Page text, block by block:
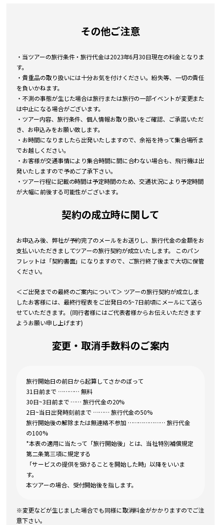
その他ご注意
・当ツアーの旅行条件・旅行代金は2023年6月30日現在の料金となりま
す。
・貴重品の取り扱いには十分お気を付けください。紛失等、一切の責任
を負いかねます。
・不測の事態が生じた場合は旅行または旅行の一部イベントが変更また
は中止になる場合がございます。
・ツアー内容、旅行条件、個人情報お取り扱いをご確認、ご承諾いただ
き、お申込みをお願い致します。
・お時間になりましたら出発いたしますので、余裕を持って集合場所ま
でお越しください。
・お客様が交通事情により集合時間に間に合わない場合も、飛行機は出
発いたしますので予めご了承下さい。
・ツアー行程に記載の時間は予定時間のため、交通状況により予定時間
が大幅に前後する可能性がございます。
契約の成立時に関して
お申込み後、弊社が予約完了のメールをお送りし、旅行代金の金額をお
支払いいただきましてツアーの旅行契約が成立いたします。 このパン
フレットは「契約書面」になりますので、ご旅行終了後まで大切に保管
ください。
＜ご出発までの最終のご案内について＞ ツアーの旅行契約が成立しま
したお客様には、最終行程表をご出発日の5~7日前頃にメールにて送ら
せていただきます。 (同行者様にはご代表者様からお伝えいただきます
ようお願い申し上げます)
変更・取消手数料のご案内
旅行開始日の前日から起算してさかのぼって
31日前まで ………… 無料
30日~3日前まで …… 旅行代金の20%
2日~当日出発時刻前まで ……… 旅行代金の50%
旅行開始後の解除または無連絡不参加 ………………… 旅行代金
の100%
*本表の適用に当たって「旅行開始後」とは、当社特別補償規定
第二条第三項に規定する
「サービスの提供を受けることを開始した時」以降をいいま
す。
本ツアーの場合、受付開始後を指します。
※変更などが生じました場合でも同様に取消料金がかかりますのでご注
意下さい。